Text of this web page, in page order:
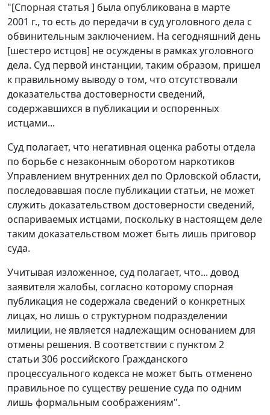
"[Спорная статья ] была опубликована в марте
2001 г., то есть до передачи в суд уголовного дела с
обвинительным заключением. На сегодняшний день
[шестеро истцов] не осуждены в рамках уголовного
дела. Суд первой инстанции, таким образом, пришел
к правильному выводу о том, что отсутствовали
доказательства достоверности сведений,
содержавшихся в публикации и оспоренных
истцами...
Суд полагает, что негативная оценка работы отдела
по борьбе с незаконным оборотом наркотиков
Управлением внутренних дел по Орловской области,
последовавшая после публикации статьи, не может
служить доказательством достоверности сведений,
оспариваемых истцами, поскольку в настоящем деле
таким доказательством может быть лишь приговор
суда.
Учитывая изложенное, суд полагает, что... довод
заявителя жалобы, согласно которому спорная
публикация не содержала сведений о конкретных
лицах, но лишь о структурном подразделении
милиции, не является надлежащим основанием для
отмены решения. В соответствии с пунктом 2
статьи 306 российского Гражданского
процессуального кодекса не может быть отменено
правильное по существу решение суда по одним
лишь формальным соображениям".